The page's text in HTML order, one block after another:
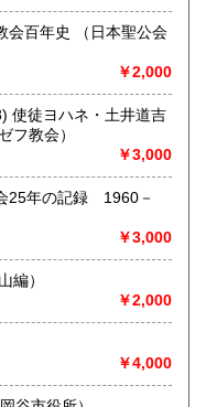
します。
日本聖公会
￥2,000
ヨゼフ教会）
￥3,000
25年の記録 1960－
￥3,000
立花砂山編）
￥2,000
￥4,000